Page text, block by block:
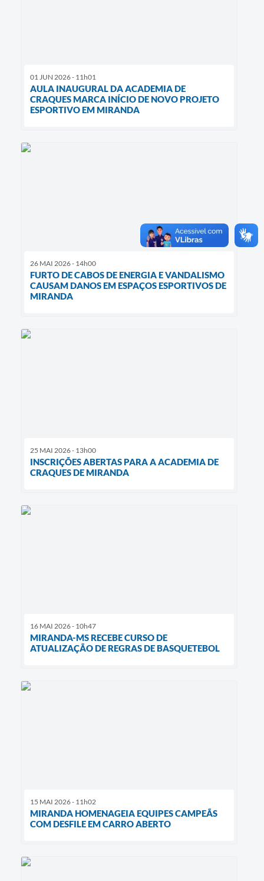
01 JUN 2026 - 11h01
AULA INAUGURAL DA ACADEMIA DE
CRAQUES MARCA INÍCIO DE NOVO PROJETO
ESPORTIVO EM MIRANDA
26 MAI 2026 - 14h00
FURTO DE CABOS DE ENERGIA E VANDALISMO
CAUSAM DANOS EM ESPAÇOS ESPORTIVOS DE
MIRANDA
25 MAI 2026 - 13h00
INSCRIÇÕES ABERTAS PARA A ACADEMIA DE
CRAQUES DE MIRANDA
16 MAI 2026 - 10h47
MIRANDA-MS RECEBE CURSO DE
ATUALIZAÇÃO DE REGRAS DE BASQUETEBOL
15 MAI 2026 - 11h02
MIRANDA HOMENAGEIA EQUIPES CAMPEÃS
COM DESFILE EM CARRO ABERTO